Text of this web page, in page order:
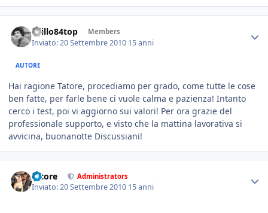
spillo84top Members
Inviato:20 Settembre 2010 15 anni
AUTORE
Hai ragione Tatore, procediamo per grado, come tutte le cose
ben fatte, per farle bene ci vuole calma e pazienza! Intanto
cerco i test, poi vi aggiorno sui valori! Per ora grazie del
professionale supporto, e visto che la mattina lavorativa si
avvicina, buonanotte Discussiani!
tatore Administrators
Inviato:20 Settembre 2010 15 anni